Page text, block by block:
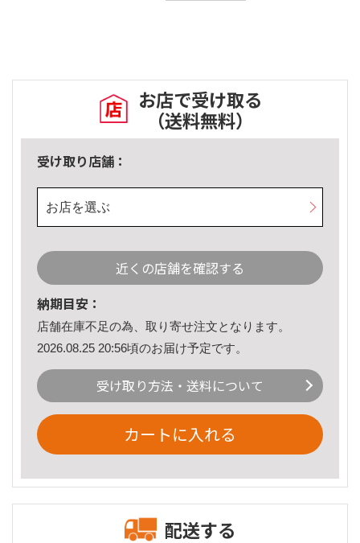
お店で受け取る
（送料無料）
受け取り店舗：
お店を選ぶ
近くの店舗を確認する
納期目安：
店舗在庫不足の為、取り寄せ注文となります。
2026.08.25 20:56頃のお届け予定です。
受け取り方法・送料について
カートに入れる
配送する